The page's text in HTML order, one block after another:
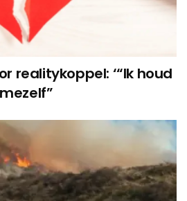
realitykoppel: ‘“Ik houd